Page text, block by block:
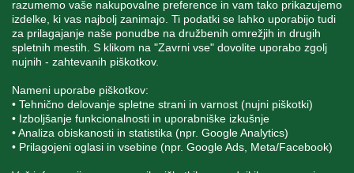
razumemo vaše nakupovalne preference in vam tako prikazujemo
izdelke, ki vas najbolj zanimajo. Ti podatki se lahko uporabijo tudi
za prilagajanje naše ponudbe na družbenih omrežjih in drugih
spletnih mestih. S klikom na "Zavrni vse" dovolite uporabo zgolj
nujnih - zahtevanih piškotkov.
Nameni uporabe piškotkov:
• Tehnično delovanje spletne strani in varnost (nujni piškotki)
• Izboljšanje funkcionalnosti in uporabniške izkušnje
• Analiza obiskanosti in statistika (npr. Google Analytics)
• Prilagojeni oglasi in vsebine (npr. Google Ads, Meta/Facebook)
SPREMLJAJTE NAS
Blatnica 8, 1236 Trzin